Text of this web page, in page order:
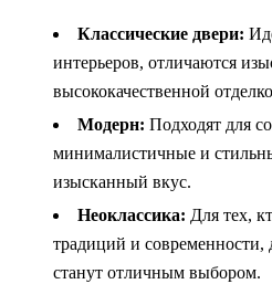
Классические двери:
интерьеров, отличаются
высококачественной
Модерн: Подходят для
минималистичные и
изысканный вкус.
Неоклассика: Для тех,
традиций и современности,
станут отличным выбором.